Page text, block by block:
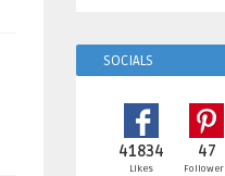
SOCIALS
41834
Likes
47